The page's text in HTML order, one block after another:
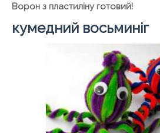
Ворон з пластиліну готовий!
кумедний восьминіг